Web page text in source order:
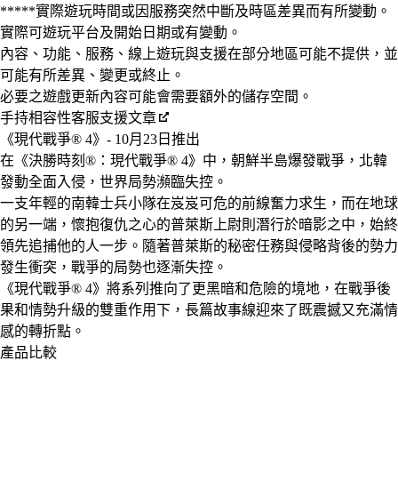
*****實際遊玩時間或因服務突然中斷及時區差異而有所變動。
實際可遊玩平台及開始日期或有變動。
內容、功能、服務、線上遊玩與支援在部分地區可能不提供，並
可能有所差異、變更或終止。
必要之遊戲更新內容可能會需要額外的儲存空間。
手持相容性客服支援文章
《現代戰爭® 4》- 10月23日推出
在《決勝時刻®：現代戰爭® 4》中，朝鮮半島爆發戰爭，北韓
發動全面入侵，世界局勢瀕臨失控。
一支年輕的南韓士兵小隊在岌岌可危的前線奮力求生，而在地球
的另一端，懷抱復仇之心的普萊斯上尉則潛行於暗影之中，始終
領先追捕他的人一步。隨著普萊斯的秘密任務與侵略背後的勢力
發生衝突，戰爭的局勢也逐漸失控。
《現代戰爭® 4》將系列推向了更黑暗和危險的境地，在戰爭後
果和情勢升級的雙重作用下，長篇故事線迎來了既震撼又充滿情
感的轉折點。
產品比較